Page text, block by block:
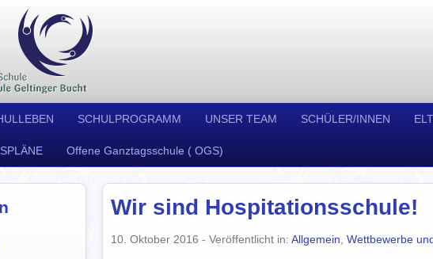
SCHULPROGRAMM UNSER TEAM SCHÜLER/INNEN
Offene Ganztagsschule ( OGS)
Wir sind Hospitationsschule!
10. Oktober 2016 - Veröffentlicht in: Allgemein Wettbewerbe